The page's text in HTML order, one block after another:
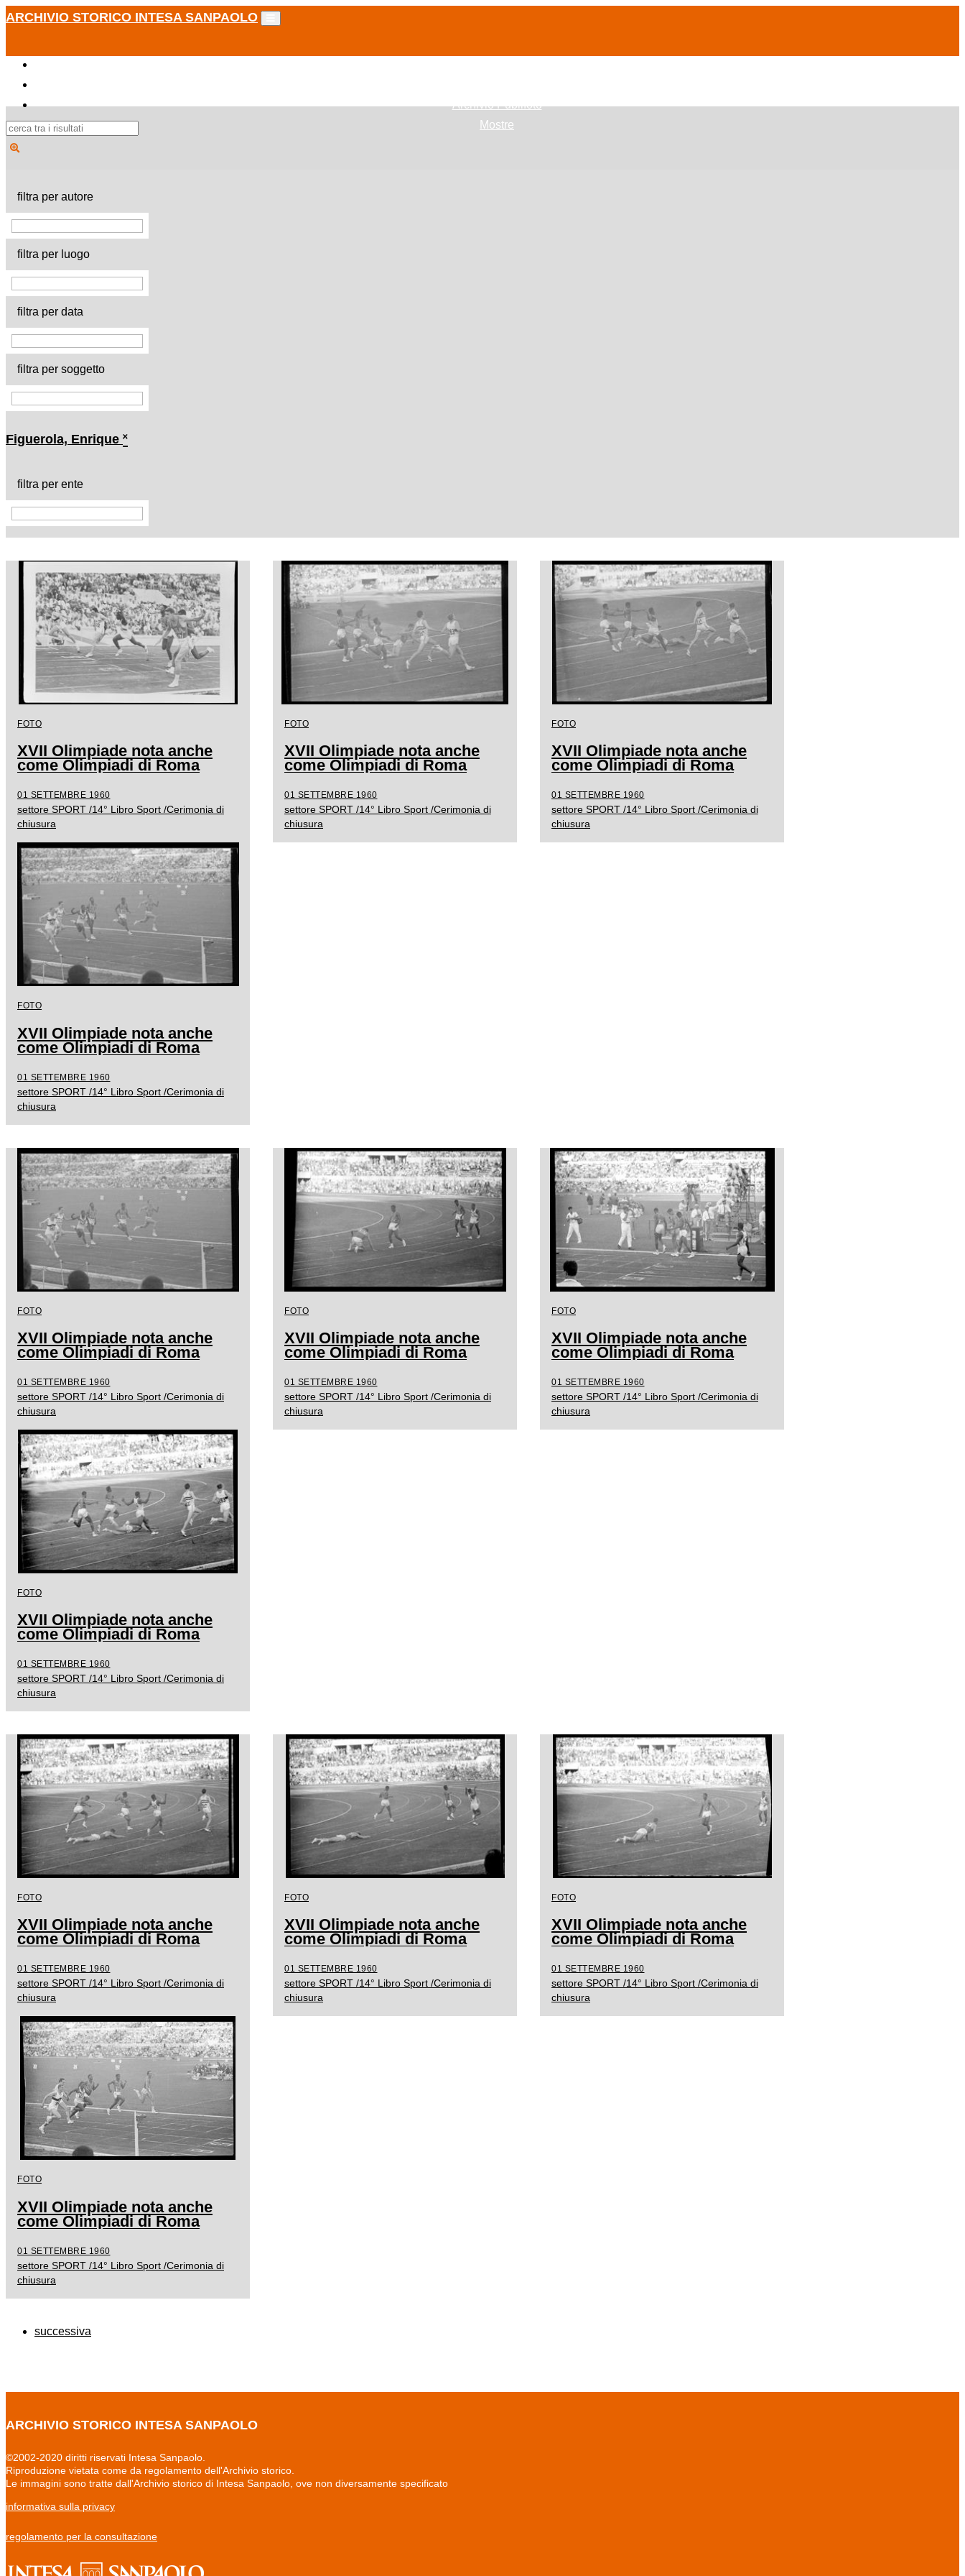
ARCHIVIO STORICO INTESA SANPAOLO
Archivio Publifoto
Mostre
filtra per autore
filtra per luogo
filtra per data
filtra per soggetto
Figuerola, Enrique ˟
filtra per ente
FOTO
XVII Olimpiade nota anche
come Olimpiadi di Roma
01 SETTEMBRE 1960
settore SPORT /14° Libro Sport /Cerimonia di
chiusura
FOTO
XVII Olimpiade nota anche
come Olimpiadi di Roma
01 SETTEMBRE 1960
settore SPORT /14° Libro Sport /Cerimonia di
chiusura
FOTO
XVII Olimpiade nota anche
come Olimpiadi di Roma
01 SETTEMBRE 1960
settore SPORT /14° Libro Sport /Cerimonia di
chiusura
FOTO
XVII Olimpiade nota anche
come Olimpiadi di Roma
01 SETTEMBRE 1960
settore SPORT /14° Libro Sport /Cerimonia di
chiusura
FOTO
XVII Olimpiade nota anche
come Olimpiadi di Roma
01 SETTEMBRE 1960
settore SPORT /14° Libro Sport /Cerimonia di
chiusura
FOTO
XVII Olimpiade nota anche
come Olimpiadi di Roma
01 SETTEMBRE 1960
settore SPORT /14° Libro Sport /Cerimonia di
chiusura
FOTO
XVII Olimpiade nota anche
come Olimpiadi di Roma
01 SETTEMBRE 1960
settore SPORT /14° Libro Sport /Cerimonia di
chiusura
FOTO
XVII Olimpiade nota anche
come Olimpiadi di Roma
01 SETTEMBRE 1960
settore SPORT /14° Libro Sport /Cerimonia di
chiusura
FOTO
XVII Olimpiade nota anche
come Olimpiadi di Roma
01 SETTEMBRE 1960
settore SPORT /14° Libro Sport /Cerimonia di
chiusura
FOTO
XVII Olimpiade nota anche
come Olimpiadi di Roma
01 SETTEMBRE 1960
settore SPORT /14° Libro Sport /Cerimonia di
chiusura
FOTO
XVII Olimpiade nota anche
come Olimpiadi di Roma
01 SETTEMBRE 1960
settore SPORT /14° Libro Sport /Cerimonia di
chiusura
FOTO
XVII Olimpiade nota anche
come Olimpiadi di Roma
01 SETTEMBRE 1960
settore SPORT /14° Libro Sport /Cerimonia di
chiusura
successiva
ARCHIVIO STORICO INTESA SANPAOLO
©2002-2020 diritti riservati Intesa Sanpaolo.
Riproduzione vietata come da regolamento dell'Archivio storico.
Le immagini sono tratte dall'Archivio storico di Intesa Sanpaolo, ove non diversamente specificato
informativa sulla privacy
regolamento per la consultazione